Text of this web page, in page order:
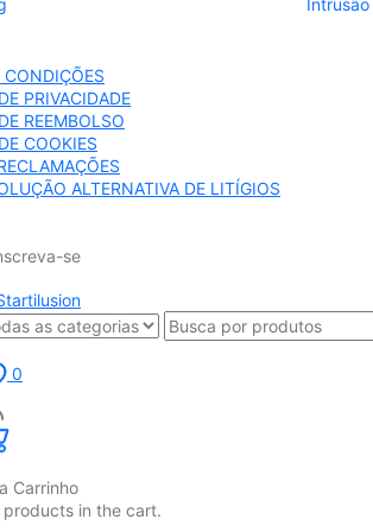
Intrusão
CONDIÇÕES
PRIVACIDADE
REEMBOLSO
COOKIES
ALTERNATIVA DE LITÍGIOS
se
0
Carrinho
products in the cart.